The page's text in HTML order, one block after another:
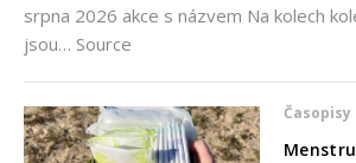
srpna 2026 akce s názvem Na kolech
jsou… Source
Časopisy